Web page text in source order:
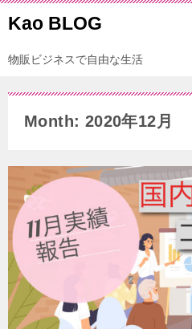
Kao BLOG
物販ビジネスで自由な生活
Month: 2020年12月